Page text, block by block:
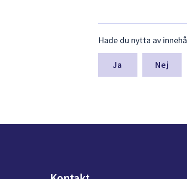
synpunkter
för
denna
Hade du nytta av
Nej